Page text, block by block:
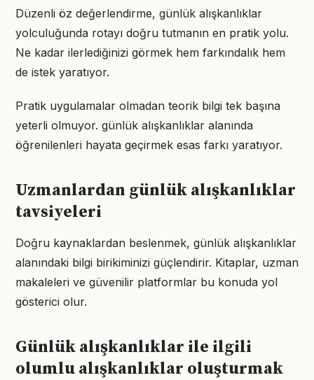
Düzenli öz değerlendirme, günlük alışkanlıklar
yolculuğunda rotayı doğru tutmanın en pratik yolu.
Ne kadar ilerlediğinizi görmek hem farkındalık hem
de istek yaratıyor.
Pratik uygulamalar olmadan teorik bilgi tek başına
yeterli olmuyor. günlük alışkanlıklar alanında
öğrenilenleri hayata geçirmek esas farkı yaratıyor.
Uzmanlardan günlük alışkanlıklar
tavsiyeleri
Doğru kaynaklardan beslenmek, günlük alışkanlıklar
alanındaki bilgi birikiminizi güçlendirir. Kitaplar, uzman
makaleleri ve güvenilir platformlar bu konuda yol
gösterici olur.
Günlük alışkanlıklar ile ilgili
olumlu alışkanlıklar oluşturmak